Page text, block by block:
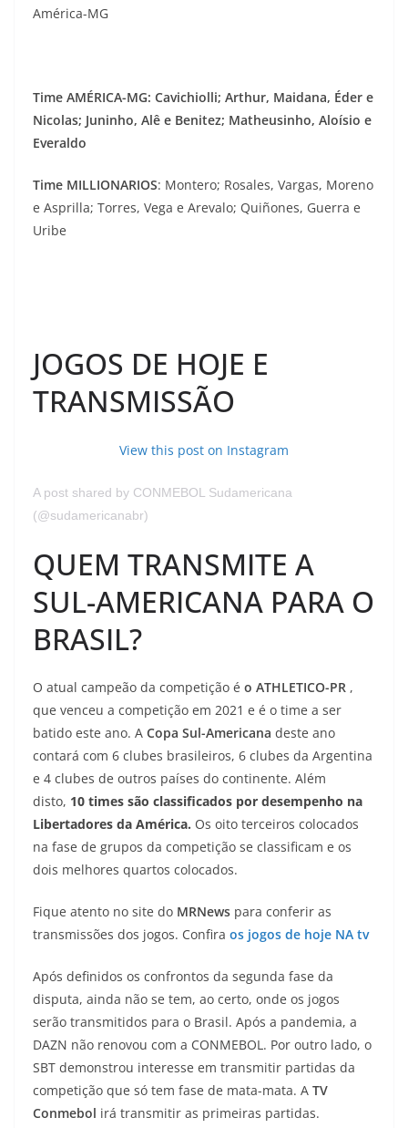
América-MG
Time AMÉRICA-MG: Cavichiolli; Arthur, Maidana, Éder e
Nicolas; Juninho, Alê e Benitez; Matheusinho, Aloísio e
Everaldo
Time MILLIONARIOS: Montero; Rosales, Vargas, Moreno
e Asprilla; Torres, Vega e Arevalo; Quiñones, Guerra e
Uribe
JOGOS DE HOJE E
TRANSMISSÃO
View this post on Instagram
A post shared by CONMEBOL Sudamericana
(@sudamericanabr)
QUEM TRANSMITE A
SUL-AMERICANA PARA O
BRASIL?
O atual campeão da competição é o ATHLETICO-PR ,
que venceu a competição em 2021 e é o time a ser
batido este ano. A Copa Sul-Americana deste ano
contará com 6 clubes brasileiros, 6 clubes da Argentina
e 4 clubes de outros países do continente. Além
disto, 10 times são classificados por desempenho na
Libertadores da América. Os oito terceiros colocados
na fase de grupos da competição se classificam e os
dois melhores quartos colocados.
Fique atento no site do MRNews para conferir as
transmissões dos jogos. Confira os jogos de hoje NA tv
Após definidos os confrontos da segunda fase da
disputa, ainda não se tem, ao certo, onde os jogos
serão transmitidos para o Brasil. Após a pandemia, a
DAZN não renovou com a CONMEBOL. Por outro lado, o
SBT demonstrou interesse em transmitir partidas da
competição que só tem fase de mata-mata. A TV
Conmebol irá transmitir as primeiras partidas.